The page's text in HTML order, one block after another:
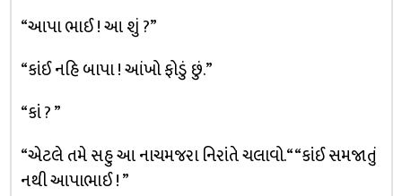
“આપા ભાઈ ! આ શું ?”
“કાંઈ નહિ બાપા ! આંખો ફોડું છું.”
“કાં ? ”
“એટલે તમે સહુ આ નાચમજરા નિરાંતે ચલાવો.“ “કાંઈ સમજાતું
નથી આપાભાઈ ! ”